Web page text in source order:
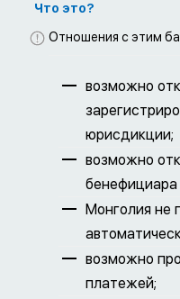
Что это?
Отношения с этим
возможно
юрисдикции;
возможно
Монголия не
возможно
платежей;